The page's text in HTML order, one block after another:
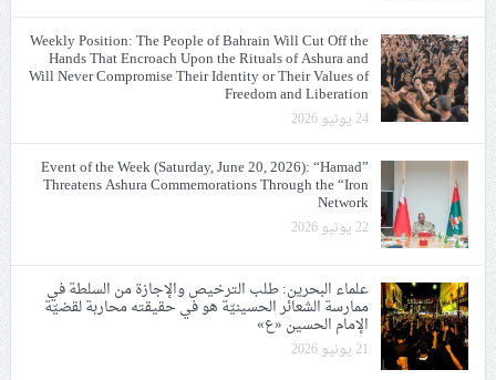
Weekly Position: The People of Bahrain Will Cut Off the
Hands That Encroach Upon the Rituals of Ashura and
Will Never Compromise Their Identity or Their Values of
Freedom and Liberation
24 يونيو 2026
Event of the Week (Saturday, June 20, 2026): “Hamad”
Threatens Ashura Commemorations Through the “Iron
Network
22 يونيو 2026
علماء البحرين: طلب الترخيص والإجازة من السلطة في
ممارسة الشعائر الحسينيّة هو في حقيقته محاربة لقضيّة
الإمام الحسين «ع»
21 يونيو 2026